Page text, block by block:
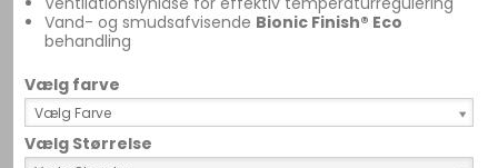
Vand- og smudsafvisende Bionic Finish® Eco
behandling
Vælg farve
Vælg Farve
Vælg Størrelse